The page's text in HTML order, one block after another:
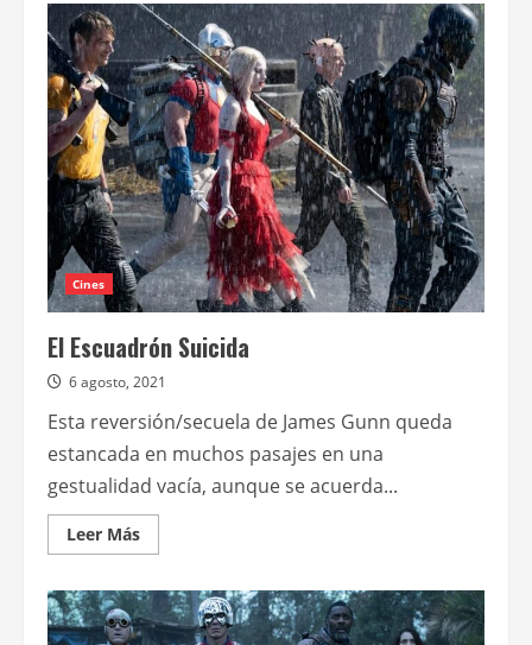
El
Escuadrón
Suicida
llega
a
HBO
Max
Cines
El Escuadrón Suicida
6 agosto, 2021
Esta reversión/secuela de James Gunn queda
estancada en muchos pasajes en una
gestualidad vacía, aunque se acuerda...
Leer MásLeer
más
El
Escuadrón
Suicida